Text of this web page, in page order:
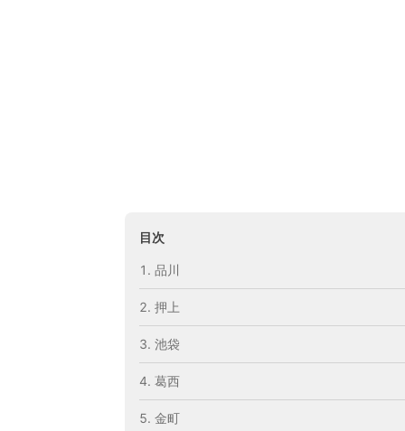
目次
品川
押上
池袋
葛西
金町